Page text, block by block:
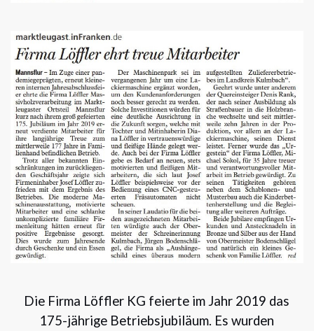
Die Firma Löffler KG feierte im Jahr 2019 das
175-jährige Betriebsjubiläum. Es wurden